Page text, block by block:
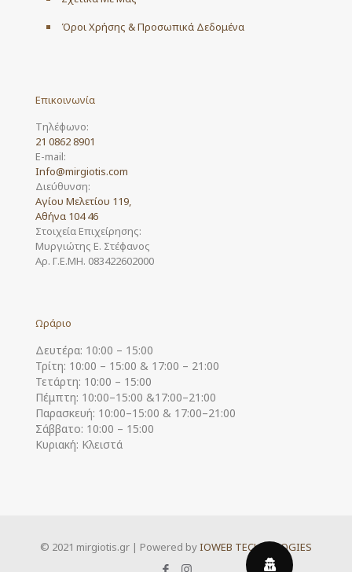
Όροι Χρήσης & Προσωπικά Δεδομένα
Επικοινωνία
Τηλέφωνο:
21 0862 8901
E-mail:
Info@mirgiotis.com
Διεύθυνση:
Αγίου Μελετίου 119,
Αθήνα 104 46
Στοιχεία Επιχείρησης:
Μυργιώτης Ε. Στέφανος
Αρ. Γ.Ε.ΜΗ. 083422602000
Ωράριο
Δευτέρα: 10:00 – 15:00
Τρίτη: 10:00 – 15:00 & 17:00 – 21:00
Τετάρτη: 10:00 – 15:00
Πέμπτη: 10:00–15:00 &17:00–21:00
Παρασκευή: 10:00–15:00 & 17:00–21:00
Σάββατο: 10:00 – 15:00
Κυριακή: Κλειστά
© 2021 mirgiotis.gr | Powered byIOWEB TECHNOLOGIES